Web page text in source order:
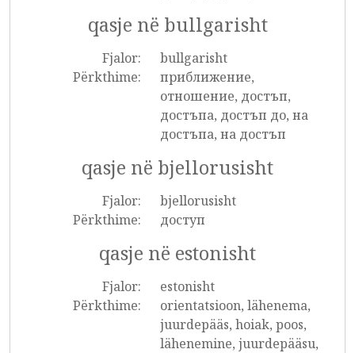
qasje në bullgarisht
Fjalor:
bullgarisht
Përkthime:
приближение,
отношение, достъп,
достъпа, достъп до, на
достъпа, на достъп
qasje në bjellorusisht
Fjalor:
bjellorusisht
Përkthime:
доступ
qasje në estonisht
Fjalor:
estonisht
Përkthime:
orientatsioon, lähenema,
juurdepääs, hoiak, poos,
lähenemine, juurdepääsu,